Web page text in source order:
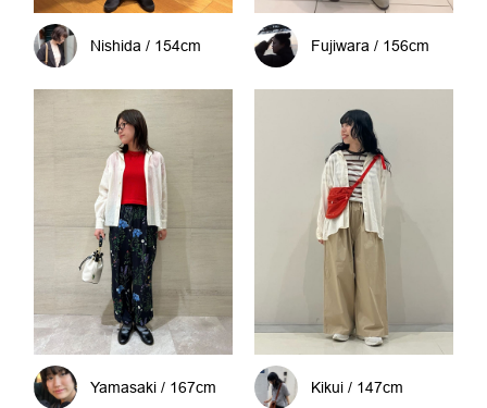
Nishida / 154cm Fujiwara / 156cm
Yamasaki / 167cm Kikui / 147cm